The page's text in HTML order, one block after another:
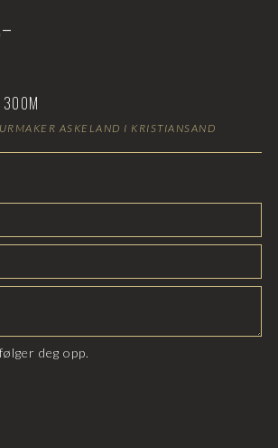
300M
ASKELAND I KRISTIANSAND
deg opp.